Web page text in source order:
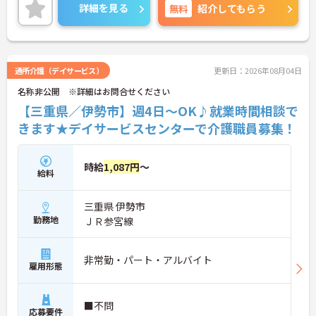
詳細を見る 無料 紹介してもらう
通所介護（デイサービス） 更新日：2026年08月04日
名称非公開 ※詳細はお問合せください
【三重県／伊勢市】週4日～OK♪就業時間相談で
きます★デイサービスセンターで介護職員募集！
給料 時給1,087円～
勤務地
三重県 伊勢市
ＪＲ参宮線
雇用形態 非常勤・パート・アルバイト
応募要件 ■不問